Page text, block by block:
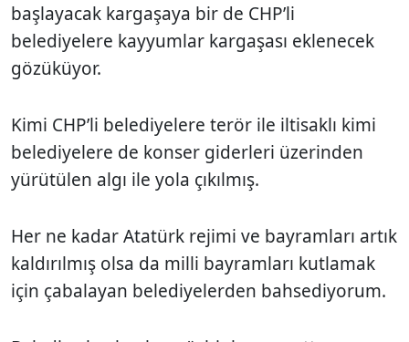
başlayacak kargaşaya bir de CHP’li
belediyelere kayyumlar kargaşası eklenecek
gözüküyor.
Kimi CHP’li belediyelere terör ile iltisaklı kimi
belediyelere de konser giderleri üzerinden
yürütülen algı ile yola çıkılmış.
Her ne kadar Atatürk rejimi ve bayramları artık
kaldırılmış olsa da milli bayramları kutlamak
için çabalayan belediyelerden bahsediyorum.